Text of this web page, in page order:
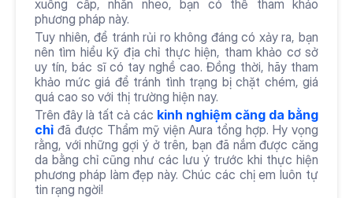
xuống cấp, nhăn nheo, bạn có thể tham khảo
phương pháp này.
Tuy nhiên, để tránh rủi ro không đáng có xảy ra, bạn
nên tìm hiểu kỹ địa chỉ thực hiện, tham khảo cơ sở
uy tín, bác sĩ có tay nghề cao. Đồng thời, hãy tham
khảo mức giá để tránh tình trạng bị chặt chém, giá
quá cao so với thị trường hiện nay.
Trên đây là tất cả các kinh nghiệm căng da bằng
chỉ đã được Thẩm mỹ viện Aura tổng hợp. Hy vọng
rằng, với những gợi ý ở trên, bạn đã nắm được căng
da bằng chỉ cũng như các lưu ý trước khi thực hiện
phương pháp làm đẹp này. Chúc các chị em luôn tự
tin rạng ngời!